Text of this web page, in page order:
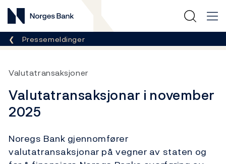
Norges Bank
Her er du nå:
Pressemeldinger
Valutatransaksjoner
Valutatransaksjonar i november
2025
Noregs Bank gjennomfører
valutatransaksjonar på vegner av staten og